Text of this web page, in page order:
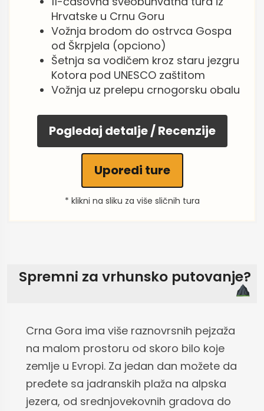
Hrvatske u Crnu Goru
Vožnja brodom do ostrvca Gospa
od Škrpjela (opciono)
Šetnja sa vodičem kroz staru jezgru
Kotora pod UNESCO zaštitom
Vožnja uz prelepu crnogorsku obalu
Pogledaj detalje / Recenzije
Uporedi ture
* klikni na sliku za više sličnih tura
Spremni za vrhunsko putovanje?
Crna Gora ima više raznovrsnih pejzaža
na malom prostoru od skoro bilo koje
zemlje u Evropi. Za jedan dan možete da
pređete sa jadranskih plaža na alpska
jezera, od srednjovekovnih gradova do